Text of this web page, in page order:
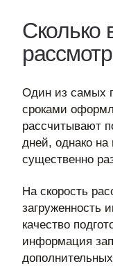
Сколько
Один из самых
сроками
рассчитывают
дней, однако на
существенно
На скорость
загруженность
качество
информация